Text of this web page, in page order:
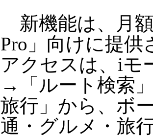
新機能は、月
Pro」向けに提
アクセスは、iモ
→「ルート検索
旅行」から、ボ
通・グルメ・旅